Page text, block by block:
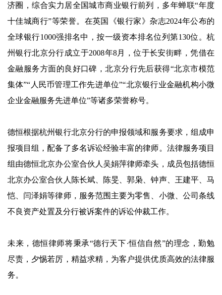
济圈，综合实力居全国城市商业银行前列，多年蝉联“年度
十佳城商行”等荣誉。在英国《银行家》杂志2024年公布的
全球银行1000强排名中，按一级资本排名位列第130位。杭
州银行北京分行成立于2008年8月，位于长安街畔，凭借在
金融服务方面的良好口碑，北京分行先后获得“北京市模范
集体”“人民币管理工作先进单位”“北京银行业金融机构小微
企业金融服务先进单位”等诸多荣誉称号。
德恒根据杭州银行北京分行的申报领域和服务要求，组成申
报项目组，配备了多名诉讼经验丰富的律师。法律服务项目
组由德恒北京办公室合伙人吴娟萍律师牵头，成员包括德恒
北京办公室合伙人陈长斌、陈旻、郭枭、钟声、王建平、马
恺、闫泽娟等律师，服务范围主要为零售、小微、公司条线
不良资产处置及分行被诉案件的诉讼仲裁工作。
未来，德恒律师将秉承“德行天下·恒信自然”的理念，勤勉
尽责，夕惕若厉，精益求精，为客户提供优质高效的法律服
务。